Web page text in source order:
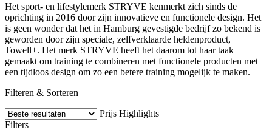
Het sport- en lifestylemerk STRYVE kenmerkt zich sinds de
oprichting in 2016 door zijn innovatieve en functionele design. Het
is geen wonder dat het in Hamburg gevestigde bedrijf zo bekend is
geworden door zijn speciale, zelfverklaarde heldenproduct,
Towell+. Het merk STRYVE heeft het daarom tot haar taak
gemaakt om training te combineren met functionele producten met
een tijdloos design om zo een betere training mogelijk te maken.
Filteren & Sorteren
Prijs Highlights
Filters